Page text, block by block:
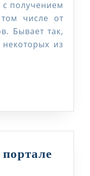
с получением
числе от
Бывает так,
из